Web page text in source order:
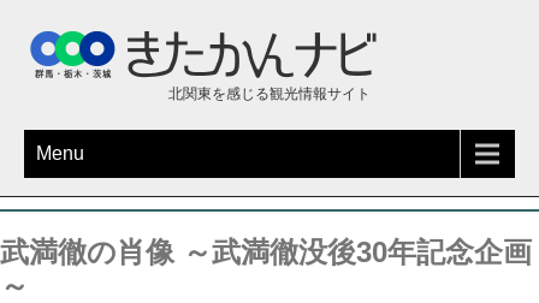
北関東を感じる観光情報サイト
Menu
武満徹の肖像 ～武満徹没後30年記念企画
～